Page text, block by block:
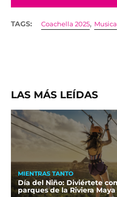
TAGS: Coachella 2025, Musica
LAS MÁS LEÍDAS
MIENTRAS TANTO
Día del Niño: Diviértete
parques de la Riviera Maya